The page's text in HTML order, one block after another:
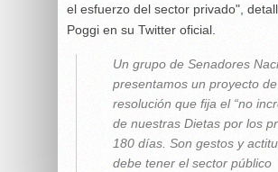
el esfuerzo del sector privado",
Poggi en su Twitter oficial.
Un grupo de Senadores
presentamos un proyecto de
resolución que fija el “no
de nuestras Dietas por los
180 días. Son gestos y
debe tener el sector público